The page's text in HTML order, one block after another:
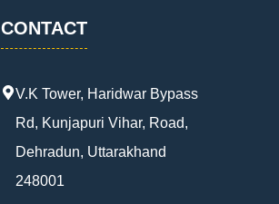
CONTACT
V.K Tower, Haridwar Bypass
Rd, Kunjapuri Vihar, Road,
Dehradun, Uttarakhand
248001